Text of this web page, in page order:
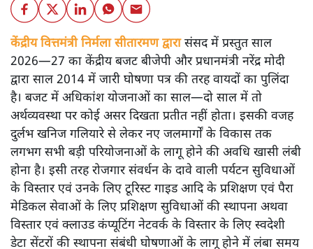
केंद्रीय वित्तमंत्री निर्मला सीतारमण द्वारासंसद में प्रस्तुत साल
2026—27 का केंद्रीय बजट बीजेपी और प्रधानमंत्री नरेंद्र मोदी
द्वारा साल 2014 में जारी घोषणा पत्र की तरह वायदों का पुलिंदा
है। बजट में अधिकांश योजनाओं का साल—दो साल में तो
अर्थव्यवस्था पर कोई असर दिखता प्रतीत नहीं होता। इसकी वजह
दुर्लभ खनिज गलियारे से लेकर नए जलमार्गों के विकास तक
लगभग सभी बड़ी परियोजनाओं के लागू होने की अवधि खासी लंबी
होना है। इसी तरह रोजगार संवर्धन के दावे वाली पर्यटन सुविधाओं
के विस्तार एवं उनके लिए टूरिस्ट गाइड आदि के प्रशिक्षण एवं पैरा
मेडिकल सेवाओं के लिए प्रशिक्षण सुविधाओं की स्थापना अथवा
विस्तार एवं क्लाउड कंप्यूटिंग नेटवर्क के विस्तार के लिए स्वदेशी
डेटा सेंटरों की स्थापना संबंधी घोषणाओं के लागू होने में लंबा समय